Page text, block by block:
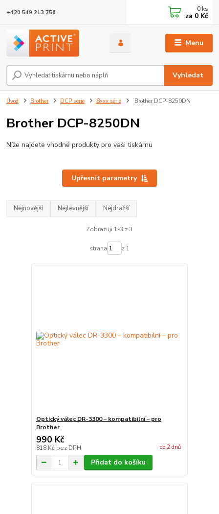
Menu
Vyhledat
+420 549 213 756 0 ks
za 0 Kč
Úvod Brother DCP série 8xxx série Brother DCP-8250DN
Brother DCP-8250DN
Níže najdete vhodné produkty pro vaši tiskárnu
Upřesnit parametry
Nejnovější Nejlevnější Nejdražší
Zobrazuji 1-3 z 3
strana z 1
Optický válec DR-3300 – kompatibilní – pro
Brother
990 Kč
818 Kč bez DPH do 2 dnů
Přidat do košíku